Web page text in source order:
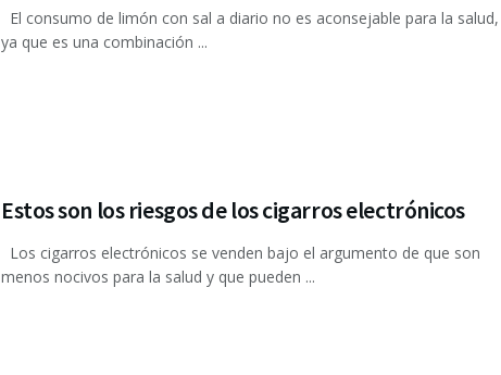
El consumo de limón con sal a diario no es aconsejable para la salud,
ya que es una combinación ...
Estos son los riesgos de los cigarros electrónicos
Los cigarros electrónicos se venden bajo el argumento de que son
menos nocivos para la salud y que pueden ...